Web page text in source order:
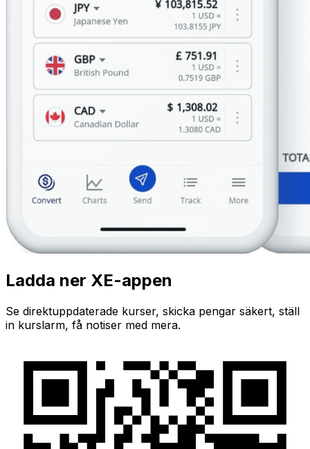
Ladda ner XE-appen
Se direktuppdaterade kurser, skicka pengar säkert, ställ
in kurslarm, få notiser med mera.